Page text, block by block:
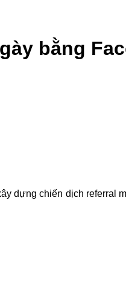
bằng
dựng chiến dịch referral